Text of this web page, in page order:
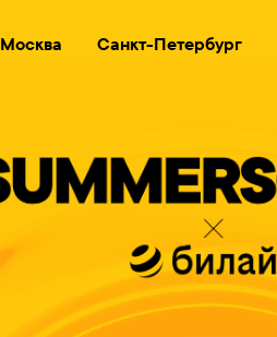
Москва Санкт-Петербург